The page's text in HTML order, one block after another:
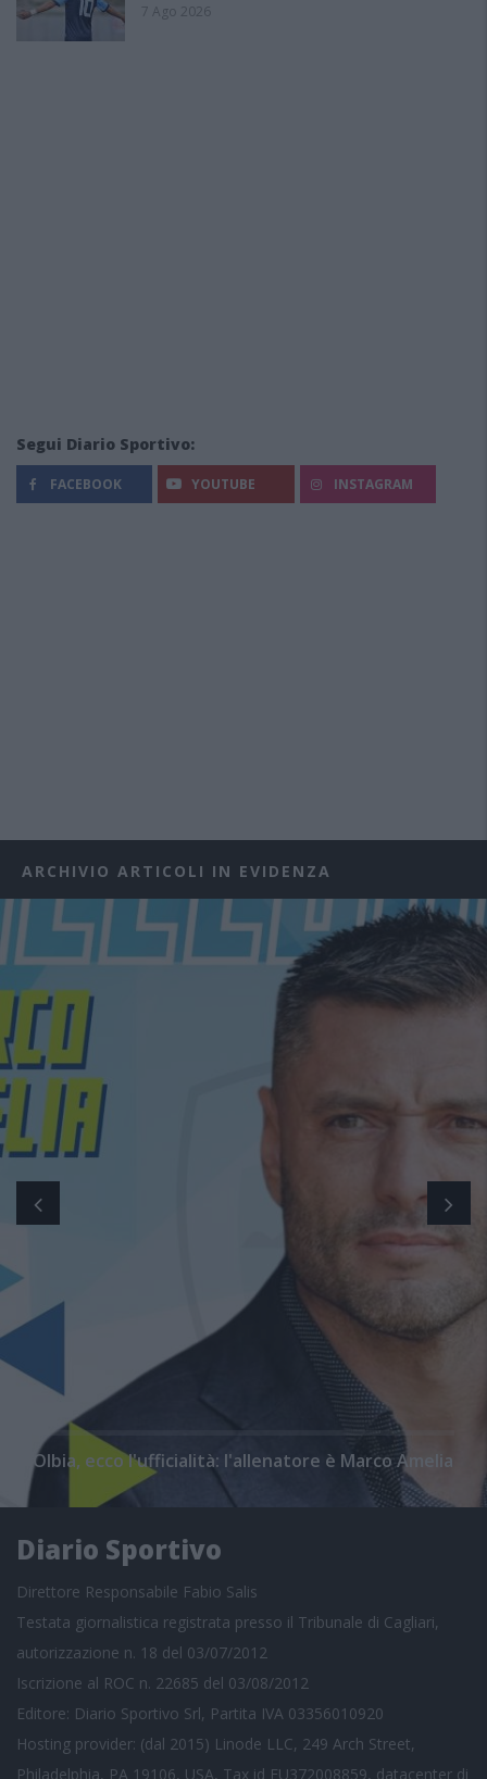
7 Ago 2026
Segui Diario Sportivo:
FACEBOOK YOUTUBE INSTAGRAM
ARCHIVIO ARTICOLI IN EVIDENZA
Olbia, ecco l'ufficialità: l'allenatore è Marco Amelia
Diario Sportivo
Direttore Responsabile Fabio Salis
Testata giornalistica registrata presso il Tribunale di Cagliari,
autorizzazione n. 18 del 03/07/2012
Iscrizione al ROC n. 22685 del 03/08/2012
Editore: Diario Sportivo Srl, Partita IVA 03356010920
Hosting provider: (dal 2015) Linode LLC, 249 Arch Street,
Philadelphia, PA 19106, USA, Tax id EU372008859, datacenter di